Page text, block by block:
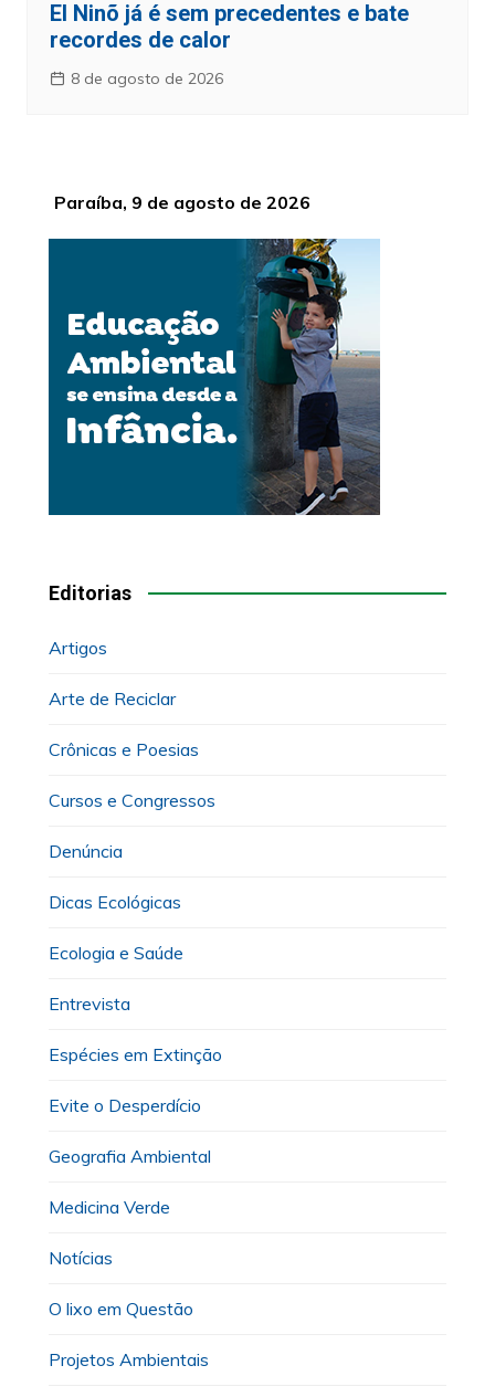
El Ninõ já é sem precedentes e bate
recordes de calor
8 de agosto de 2026
Paraíba, 9 de agosto de 2026
Editorias
Artigos
Arte de Reciclar
Crônicas e Poesias
Cursos e Congressos
Denúncia
Dicas Ecológicas
Ecologia e Saúde
Entrevista
Espécies em Extinção
Evite o Desperdício
Geografia Ambiental
Medicina Verde
Notícias
O lixo em Questão
Projetos Ambientais